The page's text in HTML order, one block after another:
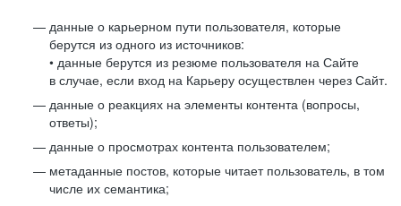
данные о карьерном пути пользователя, которые
берутся из одного из источников:
• данные берутся из резюме пользователя на Сайте
в случае, если вход на Карьеру осуществлен через Сайт.
данные о реакциях на элементы контента (вопросы,
ответы);
данные о просмотрах контента пользователем;
метаданные постов, которые читает пользователь, в том
числе их семантика;